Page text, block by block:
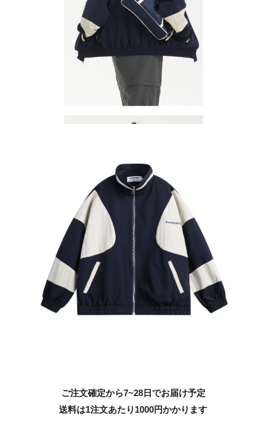
ご注文確定から7~28日でお届け予定
送料は1注文あたり 1000円かかります